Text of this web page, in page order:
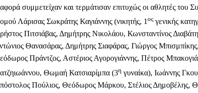
συμμετείχαν και τερμάτισαν επιτυχώς οι αθλητές
Λάρισας Σωκράτης Καγιάννης (νικητής, 1 ος γενικής
Πιτσιάβας, Δημήτρης Νικολάου, Κωνσταντίνος
Θανασάρας, Δημήτρης Σιαφάρας, Γιώργος
Πράντζος, Αστέριος Αγορογιάννης, Πέτρος
Θωμαή Κατσιαρίμπα (3η γυναίκα), Ιωάννης
Πούλιος, Θεόδωρος Μάρκου, Στέλιος Δημοβέλης,